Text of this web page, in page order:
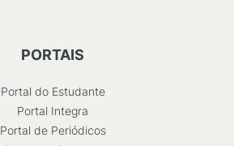
PORTAIS
Portal do Estudante
Portal Integra
Portal de Periódicos